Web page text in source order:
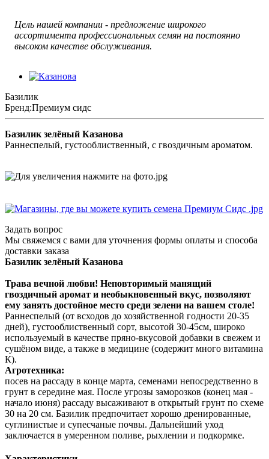
Цель нашей компании - предложение широкого
ассортимента профессиональных семян на постоянно
высоком качестве обслуживания.
Базилик
Бренд:Премиум сидс
Базилик зелёный Казанова
Раннеспелый, густооблиственный, с гвоздичным ароматом.
Задать вопрос
Мы свяжемся с вами для уточнения формы оплаты и способа
доставки заказа
Базилик зелёный Казанова
Трава вечной любви! Неповторимый манящий
гвоздичный аромат и необыкновенный вкус, позволяют
ему занять достойное место среди зелени на вашем столе!
Раннеспелый (от всходов до хозяйственной годности 20-35
дней), густооблиственный сорт, высотой 30-45см, широко
используемый в качестве пряно-вкусовой добавки в свежем и
сушёном виде, а также в медицине (содержит много витамина
К).
Агротехника:
посев на рассаду в конце марта, семенами непосредственно в
грунт в середине мая. После угрозы заморозков (конец мая -
начало июня) рассаду высаживают в открытый грунт по схеме
30 на 20 см. Базилик предпочитает хорошо дренированные,
суглинистые и супесчаные почвы. Дальнейший уход
заключается в умеренном поливе, рыхлении и подкормке.